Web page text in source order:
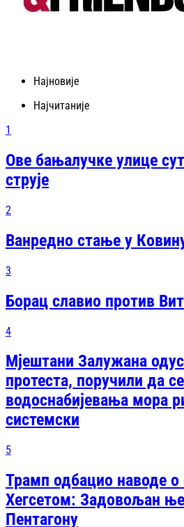
Најновије
Најчитаније
1
Ове бањалучке улице
струје
2
Ванредно стање у
3
Борац славио против
4
Мјештани Залужана
протеста, поручили да
водоснабијевања мора
системски
5
Трамп одбацио наводе о
Хегсетом: Задовољан
Пентагону